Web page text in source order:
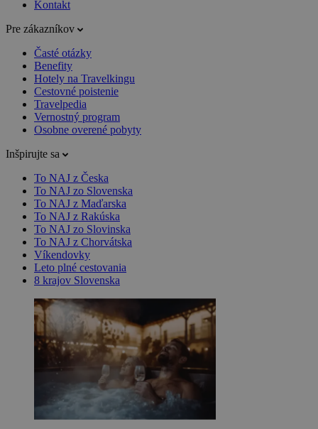
Kontakt
Pre zákazníkov
Časté otázky
Benefity
Hotely na Travelkingu
Cestovné poistenie
Travelpedia
Vernostný program
Osobne overené pobyty
Inšpirujte sa
To NAJ z Česka
To NAJ zo Slovenska
To NAJ z Maďarska
To NAJ z Rakúska
To NAJ zo Slovinska
To NAJ z Chorvátska
Víkendovky
Leto plné cestovania
8 krajov Slovenska